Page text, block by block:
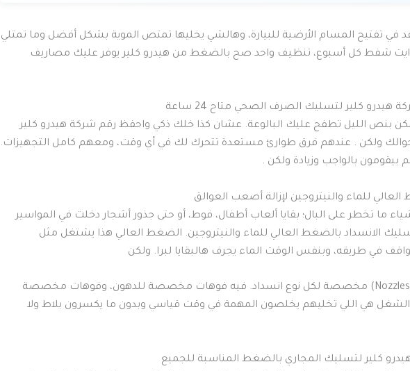
في تفتيح المسام الأرضية للبيارة، وهالشي يخليها تمتص الموية بشكل أفضل وما تمتلي
شفط كل أسبوع، تنظيف واحد صح بالضغط من هيدرو كلير يوفر عليك مصاريف
كلير لتسليك الصرف الصحي متاح 24 ساعة
بنص الليل تطفح عليك البالوعة. عشان كذا خلك ذكي واحفظ رقم شركة هيدرو كلير
ولكن . عندهم فرق طوارئ مستعدة تتحرك لك في أي وقت، ومعهم كامل التجهيزات.
بالواجب وزيادة ولكن .
للماء والنيتروجين لإزالة أصعب العوالق
ما تخطر على البال؛ بقايا ألعاب أطفال، فوط، أو حتى جذور أشجار دخلت في المواسير
الانسداد بالضغط العالي للماء والنيتروجين. الضغط العالي هذا يشتغل مثل
في طريقه، وبنفس الوقت الماء يجرف هالبقايا لبرا. ولكن
هيدرو كلير تستخدم فوهات (Nozzles) مخصصة لكل نوع انسداد. فيه فوهات مخصصة للدهون، وفوهات مخصصة
الشغل هي اللي تخليهم يخلصون المهمة في وقت قياسي وبدون ما يكسرون بلاط ولا
كلير لتسليك المجاري بالضغط المناسبة للجميع